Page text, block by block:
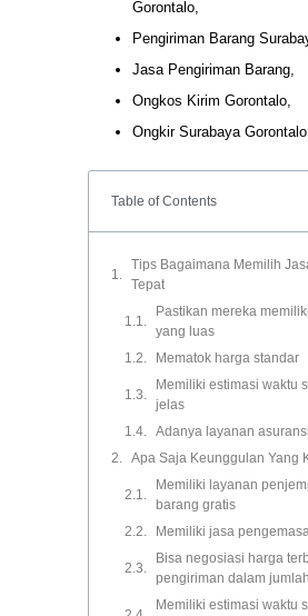
Gorontalo,
Pengiriman Barang
Jasa Pengiriman Barang,
Ongkos Kirim Gorontalo,
Ongkir Surabaya
Table of Contents
Tips Bagaimana Memilih
Tepat
Pastikan mereka
yang luas
Mematok harga standar
Memiliki estimasi waktu
jelas
Adanya layanan asuransi
Apa Saja Keunggulan Yang
Memiliki layanan
barang gratis
Memiliki jasa
Bisa negosiasi harga
pengiriman dalam
Memiliki estimasi waktu